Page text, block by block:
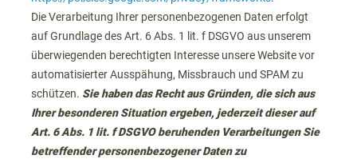
Die Verarbeitung Ihrer personenbezogenen Daten erfolgt
auf Grundlage des Art. 6 Abs. 1 lit. f DSGVO aus unserem
überwiegenden berechtigten Interesse unsere Website vor
automatisierter Ausspähung, Missbrauch und SPAM zu
schützen. Sie haben das Recht aus Gründen, die sich aus
Ihrer besonderen Situation ergeben, jederzeit dieser auf
Art. 6 Abs. 1 lit. f DSGVO beruhenden Verarbeitungen Sie
betreffender personenbezogener Daten zu